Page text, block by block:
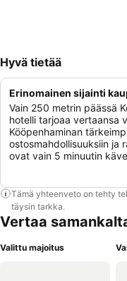
Hyvä tietää
Erinomainen sijainti
Vain 250 metrin päässä
hotelli tarjoaa vertaansa
Kööpenhaminan
ostosmahdollisuuksiin ja
ovat vain 5 minuutin
Tämä yhteenveto on tehty
täysin tarkka.
Vertaa
Valittu majoitus